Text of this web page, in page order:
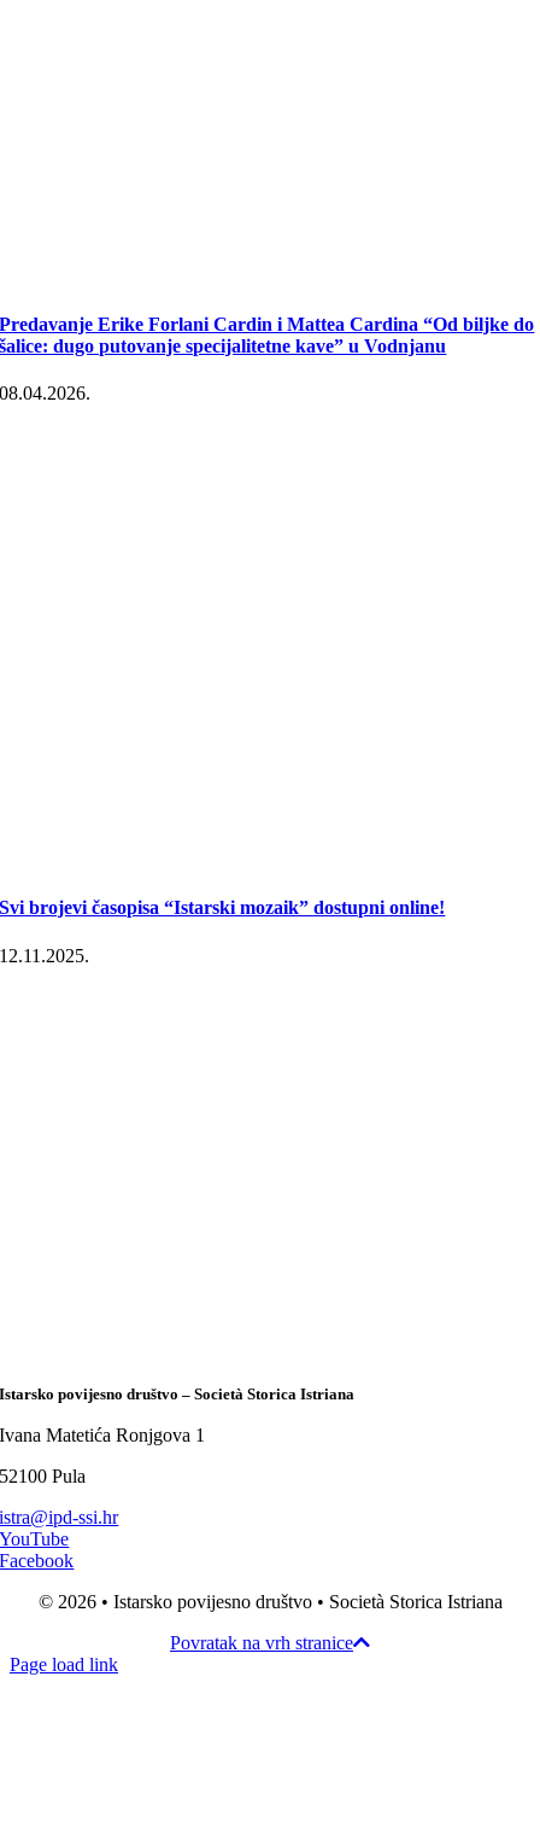
Predavanje Erike Forlani Cardin i Mattea Cardina “Od biljke do
šalice: dugo putovanje specijalitetne kave” u Vodnjanu
08.04.2026.
Svi brojevi časopisa “Istarski mozaik” dostupni online!
12.11.2025.
Istarsko povijesno društvo – Società Storica Istriana
Ivana Matetića Ronjgova 1
52100 Pula
istra@ipd-ssi.hr
YouTube
Facebook
© 2026 • Istarsko povijesno društvo • Società Storica Istriana
Povratak na vrh stranice
Page load link